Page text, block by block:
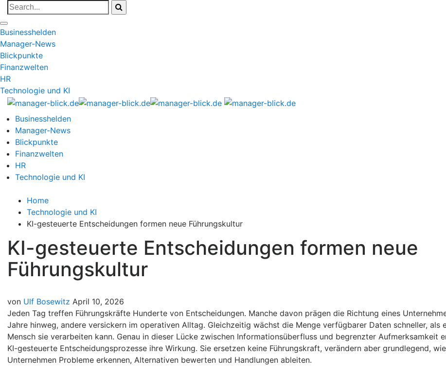
Businesshelden
Manager-News
Blickpunkte
Finanzwelten
HR
Technologie und KI
Businesshelden
Manager-News
Blickpunkte
Finanzwelten
HR
Technologie und KI
Home
Technologie und KI
KI-gesteuerte Entscheidungen formen neue Führungskultur
KI-gesteuerte Entscheidungen formen neue
Führungskultur
von Ulf Bosewitz April 10, 2026
Jeden Tag treffen Führungskräfte Hunderte von Entscheidungen. Manche davon prägen die Richtung eines
Jahre hinweg, andere versickern im operativen Alltag. Gleichzeitig wächst die Menge verfügbarer Daten schneller, als
Mensch sie verarbeiten kann. Genau in dieser Lücke zwischen Informationsüberfluss und begrenzter Aufmerksamkeit
KI-gesteuerte Entscheidungsprozesse ihre Wirkung. Sie ersetzen keine Führungskraft, verändern aber grundlegend, wie
Unternehmen Probleme erkennen, Alternativen bewerten und Handlungen ableiten.